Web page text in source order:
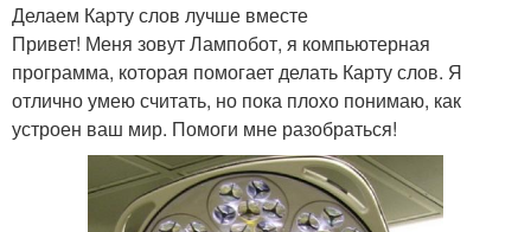
Делаем Карту слов лучше вместе
Привет! Меня зовут Лампобот, я компьютерная
программа, которая помогает делать Карту слов. Я
отлично умею считать, но пока плохо понимаю, как
устроен ваш мир. Помоги мне разобраться!